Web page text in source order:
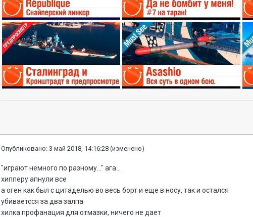
Опубликовано:3 май 2018, 14:16:28 (изменено)
"играют немного по разному..." ага...
хипперу апнули все
а оген как был с цитаделью во весь борт и еще в носу, так и остался
убиваетсся за два залпа
хилка профанация для отмазки, ничего не дает